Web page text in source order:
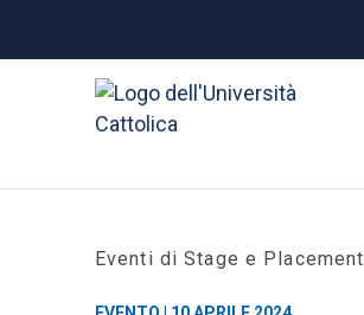
Eventi di Stage e Placement